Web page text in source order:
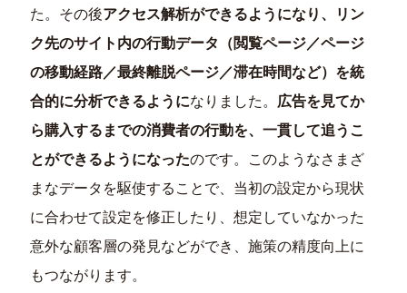
た。その後アクセス解析ができるようになり、リン
ク先のサイト内の行動データ（閲覧ページ／ページ
の移動経路／最終離脱ページ／滞在時間など）を統
合的に分析できるようになりました。 広告を見てか
ら購入するまでの消費者の行動を、一貫して追うこ
とができるようになったのです。このようなさまざ
まなデータを駆使することで、当初の設定から現状
に合わせて設定を修正したり、想定していなかった
意外な顧客層の発見などができ、施策の精度向上に
もつながります。